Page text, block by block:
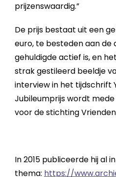
prijzenswaardig.”
De prijs bestaat uit een
euro, te besteden aan de
gehuldigde actief is, en
strak gestileerd beeldje
interview in het tijdschrift
Jubileumprijs wordt
voor de stichting
In 2015 publiceerde hij al
thema: https://